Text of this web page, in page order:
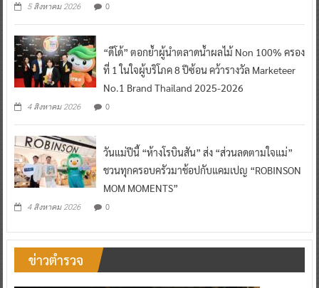
5 สิงหาคม 2026 0
“ดีโด้” ตอกย้ำผู้นำตลาดน้ำผลไม้ Non 100% ครอง
ที่ 1 ในใจผู้บริโภค 8 ปีซ้อน คว้ารางวัล Marketeer
No.1 Brand Thailand 2025-2026
4 สิงหาคม 2026 0
วันแม่ปีนี้ “ห้างโรบินสัน” ส่ง “ส่วนลดตามใจแม่”
ชวนทุกครอบครัวมาช้อปกับแคมเปญ “ROBINSON
MOM MOMENTS”
4 สิงหาคม 2026 0
ข่าวตำรวจ